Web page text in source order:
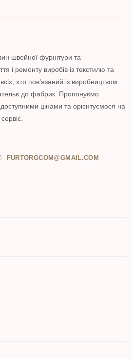
швейної фурнітури та
і ремонту виробів із текстилю та
хто пов’язаний із виробництвом:
ательє до фабрик. Пропонуємо
цінами та орієнтуємося на
FURTORGCOM@GMAIL.COM